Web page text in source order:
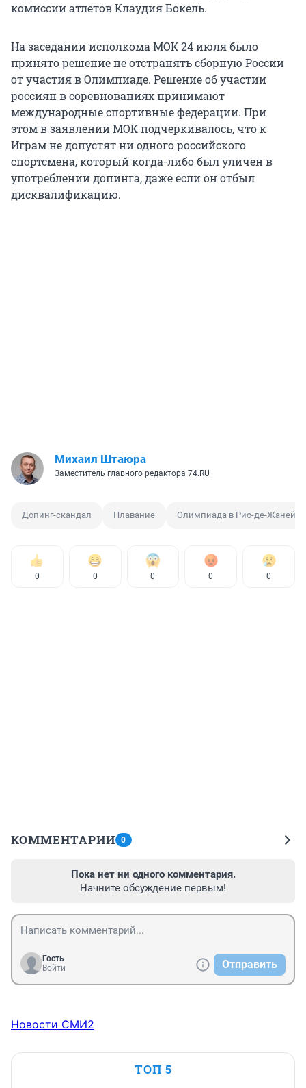
комиссии атлетов Клаудия Бокель.
На заседании исполкома МОК 24 июля было
принято решение не отстранять сборную России
от участия в Олимпиаде. Решение об участии
россиян в соревнованиях принимают
международные спортивные федерации. При
этом в заявлении МОК подчеркивалось, что к
Играм не допустят ни одного российского
спортсмена, который когда-либо был уличен в
употреблении допинга, даже если он отбыл
дисквалификацию.
Михаил Штаюра
Заместитель главного редактора 74.RU
Допинг-скандал Плавание Олимпиада в Рио-де-Жанейро
0 0 0 0 0
КОММЕНТАРИИ 0
Пока нет ни одного комментария.
Начните обсуждение первым!
Гость
Войти
Отправить
Новости СМИ2
ТОП 5